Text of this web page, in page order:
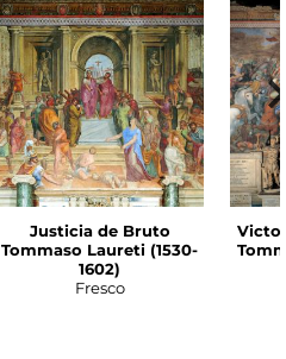
Justicia de Bruto
Tommaso Laureti (1530-
1602)
Fresco